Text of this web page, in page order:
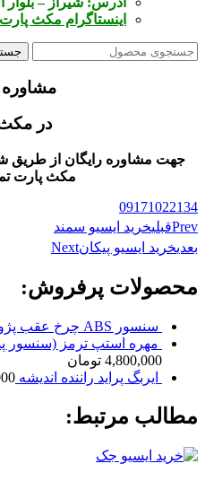
اینستاگرام مکث پارت
مشاوره
در
جهت مشاوره رایگان از طریق
مکث پارت
09171022134
Prevقبلیخرید ایسیو سمند
بعدیخرید ایسیو پیکانNext
محصولات پرفروش:
سنسور ABS چرخ عقب پژو 206
مهره استپ ترمز (سنسور
4,800,000 تومان
ایربگ پراید راننده اندیشه
مطالب مرتبط: